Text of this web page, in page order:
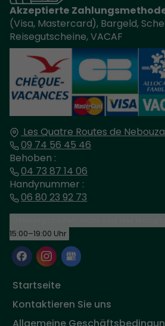
Akzeptierte
(Visa, Mastercard), Bargeld,
Reisegutscheine, VACAF
Les Quatre Routes de
09 74 56 45 46
Behoben :
04 73 87 14 06
Handynummer :
06 80 23 92 73
15:00–19:00 Uhr
Startseite
Kontaktieren Sie uns